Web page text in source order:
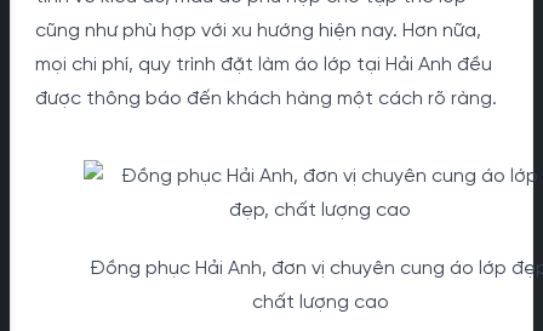
cũng như phù hợp với xu hướng hiện nay. Hơn nữa,
mọi chi phí, quy trình đặt làm áo lớp tại Hải Anh đều
được thông báo đến khách hàng một cách rõ ràng.
Đồng phục Hải Anh, đơn vị chuyên cung áo lớp
chất lượng cao